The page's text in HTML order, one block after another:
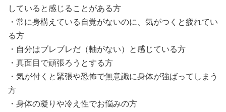
していると感じることがある方
・常に身構えている自覚がないのに、気がつくと疲れてい
る方
・自分はブレブレだ（軸がない）と感じている方
・真面目で頑張ろうとする方
・気が付くと緊張や恐怖で無意識に身体が強ばってしまう
方
・身体の凝りや冷え性でお悩みの方